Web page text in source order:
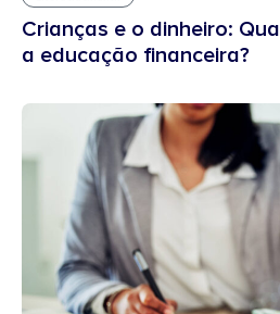
Crianças e o dinheiro:
a educação financeira?